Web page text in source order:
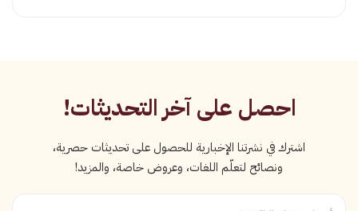
احصل على آخر التحديثات!
اشترك في نشرتنا الإخبارية للحصول على تحديثات حصرية،
ونصائح لتعلّم اللغات، وعروض خاصة، والمزيد!